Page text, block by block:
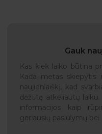
Gauk
Kas kiek laiko būtina
Kada metas skiepytis
naujienlaiškį, kad
dėžutę atkeliautų
informacijos kaip
geriausių pasiūlymų bei